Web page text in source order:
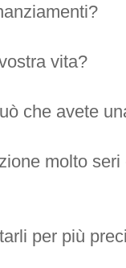
vita?
che avete
molto
per più